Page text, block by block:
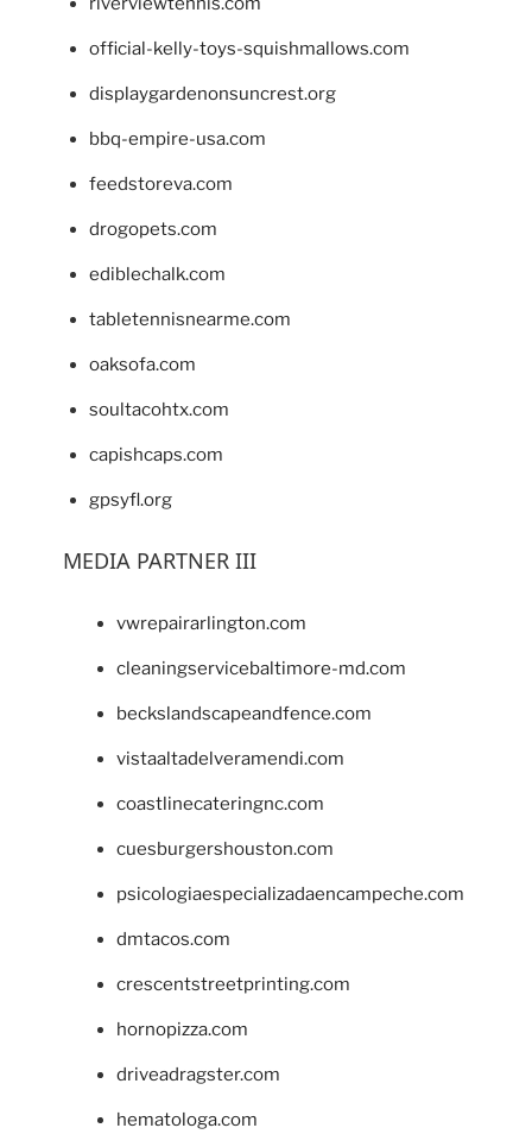
official-kelly-toys-squishmallows.com
displaygardenonsuncrest.org
bbq-empire-usa.com
feedstoreva.com
drogopets.com
ediblechalk.com
tabletennisnearme.com
oaksofa.com
soultacohtx.com
capishcaps.com
gpsyfl.org
MEDIA PARTNER III
vwrepairarlington.com
cleaningservicebaltimore-md.com
beckslandscapeandfence.com
vistaaltadelveramendi.com
coastlinecateringnc.com
cuesburgershouston.com
psicologiaespecializadaencampeche.com
dmtacos.com
crescentstreetprinting.com
hornopizza.com
driveadragster.com
hematologa.com